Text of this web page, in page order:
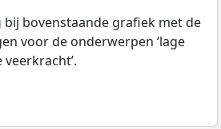
bij bovenstaande grafiek met de
voor de onderwerpen ‘lage
veerkracht’.